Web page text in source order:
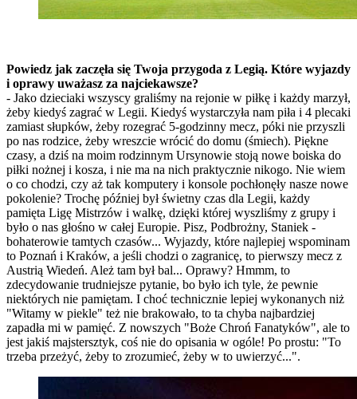
Powiedz jak zaczęła się Twoja przygoda z Legią. Które wyjazdy
i oprawy uważasz za najciekawsze?
- Jako dzieciaki wszyscy graliśmy na rejonie w piłkę i każdy marzył,
żeby kiedyś zagrać w Legii. Kiedyś wystarczyła nam piła i 4 plecaki
zamiast słupków, żeby rozegrać 5-godzinny mecz, póki nie przyszli
po nas rodzice, żeby wreszcie wrócić do domu (śmiech). Piękne
czasy, a dziś na moim rodzinnym Ursynowie stoją nowe boiska do
piłki nożnej i kosza, i nie ma na nich praktycznie nikogo. Nie wiem
o co chodzi, czy aż tak komputery i konsole pochłonęły nasze nowe
pokolenie? Trochę później był świetny czas dla Legii, każdy
pamięta Ligę Mistrzów i walkę, dzięki której wyszliśmy z grupy i
było o nas głośno w całej Europie. Pisz, Podbrożny, Staniek -
bohaterowie tamtych czasów... Wyjazdy, które najlepiej wspominam
to Poznań i Kraków, a jeśli chodzi o zagranicę, to pierwszy mecz z
Austrią Wiedeń. Ależ tam był bal... Oprawy? Hmmm, to
zdecydowanie trudniejsze pytanie, bo było ich tyle, że pewnie
niektórych nie pamiętam. I choć technicznie lepiej wykonanych niż
"Witamy w piekle" też nie brakowało, to ta chyba najbardziej
zapadła mi w pamięć. Z nowszych "Boże Chroń Fanatyków", ale to
jest jakiś majstersztyk, coś nie do opisania w ogóle! Po prostu: "To
trzeba przeżyć, żeby to zrozumieć, żeby w to uwierzyć...".